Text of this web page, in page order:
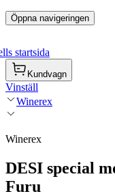
Öppna navigeringen
startsida
Kundvagn
Vinställ
Winerex
Winerex
DESI special
Furu